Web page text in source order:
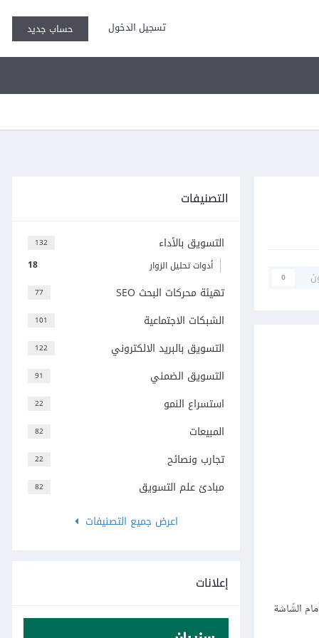
تسجيل الدخول حساب جديد
0
الشّاشة
التصنيفات
132 التسويق بالأداء
18 أدوات تحليل الزوار
77 تهيئة محركات البحث SEO
101 الشبكات الاجتماعية
122 التسويق بالبريد الالكتروني
91 التسويق الضمني
22 استسراع النمو
82 المبيعات
22 تجارب ونصائح
82
مبادئ علم التسويق
اعرض جميع التصنيفات
إعلانات